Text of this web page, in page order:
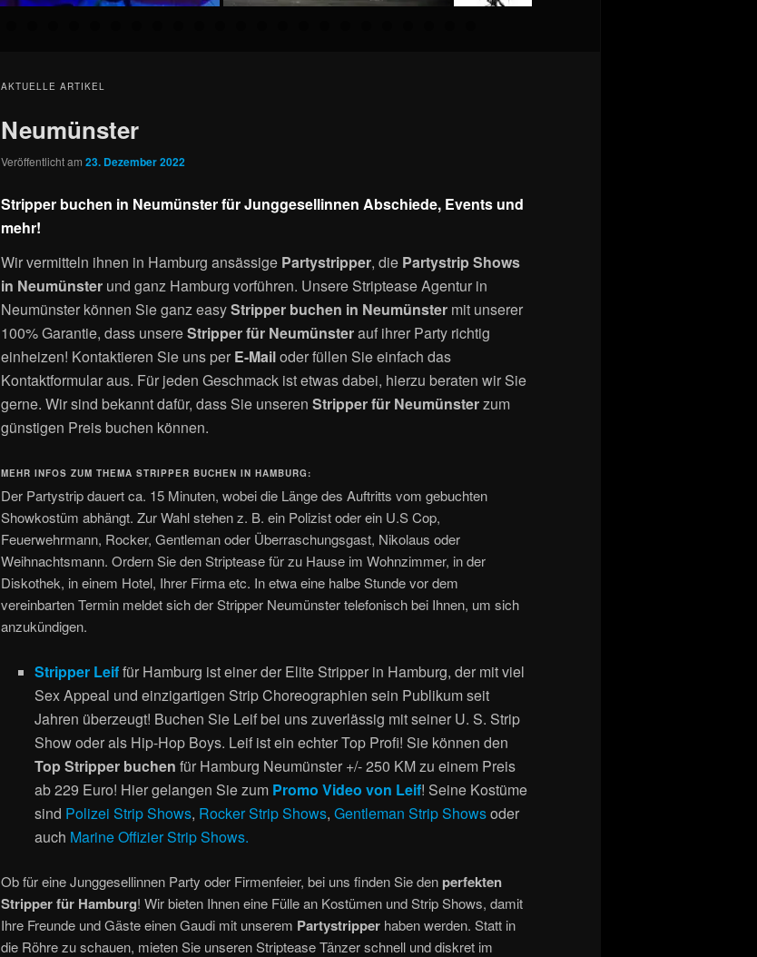
AKTUELLE ARTIKEL
Neumünster
Veröffentlicht am 23. Dezember 2022
Stripper buchen in Neumünster für Junggesellinnen Abschiede, Events und
mehr!
Wir vermitteln ihnen in Hamburg ansässige Partystripper, die Partystrip Shows
in Neumünsterund ganz Hamburg vorführen. Unsere Striptease Agentur in
Neumünster können Sie ganz easyStripper buchen in Neumünstermit unserer
100% Garantie, dass unsereStripper für Neumünsterauf ihrer Party richtig
einheizen! Kontaktieren Sie uns per E-Mailoder füllen Sie einfach das
Kontaktformular aus. Für jeden Geschmack ist etwas dabei, hierzu beraten wir Sie
gerne. Wir sind bekannt dafür, dass Sie unseren Stripper für Neumünsterzum
günstigen Preis buchen können.
MEHR INFOS ZUM THEMA STRIPPER BUCHEN IN HAMBURG:
Der Partystrip dauert ca. 15 Minuten, wobei die Länge des Auftritts vom gebuchten
Showkostüm abhängt. Zur Wahl stehen z. B. ein Polizist oder ein U.S Cop,
Feuerwehrmann, Rocker, Gentleman oder Überraschungsgast, Nikolaus oder
Weihnachtsmann. Ordern Sie den Striptease für zu Hause im Wohnzimmer, in der
Diskothek, in einem Hotel, Ihrer Firma etc. In etwa eine halbe Stunde vor dem
vereinbarten Termin meldet sich der Stripper Neumünster telefonisch bei Ihnen, um sich
anzukündigen.
Stripper Leiffür Hamburg ist einer der Elite Stripper in Hamburg, der mit viel
Sex Appeal und einzigartigen Strip Choreographien sein Publikum seit
Jahren überzeugt! Buchen Sie Leif bei uns zuverlässig mit seiner U. S. Strip
Show oder als Hip-Hop Boys. Leif ist ein echter Top Profi! Sie können den
Top Stripper buchen für Hamburg Neumünster +/- 250 KM zu einem Preis
ab 229 Euro! Hier gelangen Sie zum Promo Video von Leif! Seine Kostüme
sind Polizei Strip Shows, Rocker Strip Shows,Gentleman Strip Showsoder
auch Marine Offizier Strip Shows.
Ob für eine Junggesellinnen Party oder Firmenfeier, bei uns finden Sie den perfekten
Stripper für Hamburg! Wir bieten Ihnen eine Fülle an Kostümen und Strip Shows, damit
Ihre Freunde und Gäste einen Gaudi mit unserem Partystripperhaben werden. Statt in
die Röhre zu schauen, mieten Sie unseren Striptease Tänzer schnell und diskret im